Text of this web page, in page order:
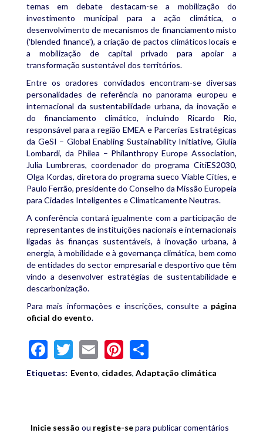
temas em debate destacam-se a mobilização do
investimento municipal para a ação climática, o
desenvolvimento de mecanismos de financiamento misto
('blended finance'), a criação de pactos climáticos locais e
a mobilização de capital privado para apoiar a
transformação sustentável dos territórios.
Entre os oradores convidados encontram-se diversas
personalidades de referência no panorama europeu e
internacional da sustentabilidade urbana, da inovação e
do financiamento climático, incluindo Ricardo Rio,
responsável para a região EMEA e Parcerias Estratégicas
da GeSI – Global Enabling Sustainability Initiative, Giulia
Lombardi, da Philea – Philanthropy Europe Association,
Julia Lumbreras, coordenador do programa CitiES2030,
Olga Kordas, diretora do programa sueco Viable Cities, e
Paulo Ferrão, presidente do Conselho da Missão Europeia
para Cidades Inteligentes e Climaticamente Neutras.
A conferência contará igualmente com a participação de
representantes de instituições nacionais e internacionais
ligadas às finanças sustentáveis, à inovação urbana, à
energia, à mobilidade e à governança climática, bem como
de entidades do sector empresarial e desportivo que têm
vindo a desenvolver estratégias de sustentabilidade e
descarbonização.
Para mais informações e inscrições, consulte a página
oficial do evento.
Facebook
Twitter
EmailPinterest
Etiquetas: Evento, cidades, Adaptação climática
Inicie sessão ou registe-separa publicar comentários